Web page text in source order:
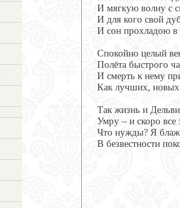
И мягкую волну с
И для кого свой
И сон прохладою в
Спокойно целый
Полёта быстрого
И смерть к нему
Как лучших, новых
Так жизнь и
Умру – и скоро все
Что нужды? Я
В безвестности